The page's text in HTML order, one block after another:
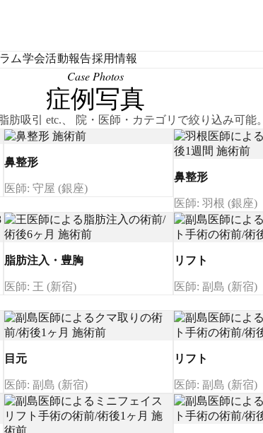
ム学会活動報告採用情報
Case Photos
症例写真
肪吸引 etc.、 院・医師・カテゴリで絞り込み可能。
鼻整形
医師: 守屋 (銀座)
鼻整形
医師: 羽根 (銀座)
脂肪注入・豊胸
医師: 王 (新宿)
リフト
医師: 副島 (新宿)
目元
医師: 副島 (新宿)
リフト
医師: 副島 (新宿)